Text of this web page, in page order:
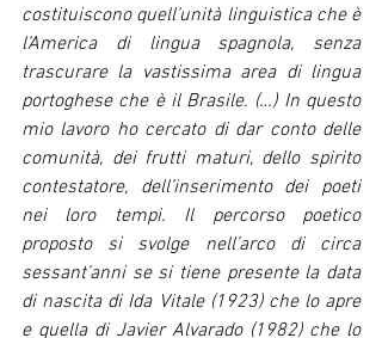
costituiscono quell’unità linguistica che è
l’America di lingua spagnola, senza
trascurare la vastissima area di lingua
portoghese che è il Brasile. (…) In questo
mio lavoro ho cercato di dar conto delle
comunità, dei frutti maturi, dello spirito
contestatore, dell’inserimento dei poeti
nei loro tempi. Il percorso poetico
proposto si svolge nell’arco di circa
sessant’anni se si tiene presente la data
di nascita di Ida Vitale (1923) che lo apre
e quella di Javier Alvarado (1982) che lo